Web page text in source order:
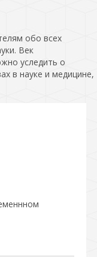
обо всех
Век
уследить о
в науке и медицине,